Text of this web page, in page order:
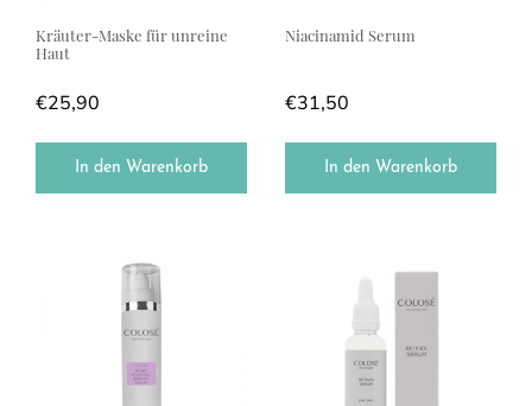
Kräuter-Maske für unreine
Haut
€25,90
In den Warenkorb
Niacinamid Serum
€31,50
In den Warenkorb